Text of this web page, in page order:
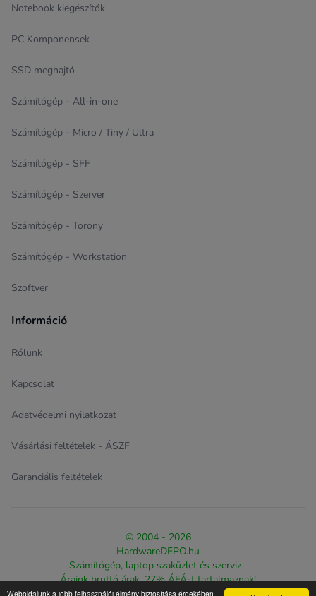
Weboldalunk a jobb felhasználói élmény biztosítása érdekében
Notebook kiegészítők
PC Komponensek
SSD meghajtó
Számítógép - All-in-one
Számítógép - Micro / Tiny / Ultra
Számítógép - SFF
Számítógép - Szerver
Számítógép - Torony
Számítógép - Workstation
Szoftver
Információ
Rólunk
Kapcsolat
Adatvédelmi nyilatkozat
Vásárlási feltételek - ÁSZF
Garanciális feltételek
© 2004 - 2026
HardwareDEPO.hu
Számítógép, laptop szaküzlet és szerviz
Áraink bruttó árak, 27% ÁFÁ-t tartalmaznak!